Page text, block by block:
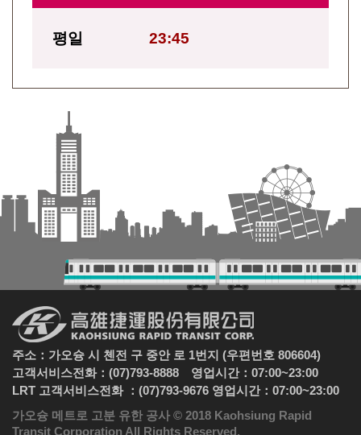
평일 23:45
주소：가오슝 시 첸전 구 중안 로 1번지 (우편번호 806604)
고객서비스전화：(07)793-8888 영업시간：07:00~23:00
LRT 고객서비스전화 ：(07)793-9676 영업시간：07:00~23:00
가오슝 메트로 고분 유한 공사 © 2018 Kaohsiung Rapid
Transit Corporation All Rights Reserved.